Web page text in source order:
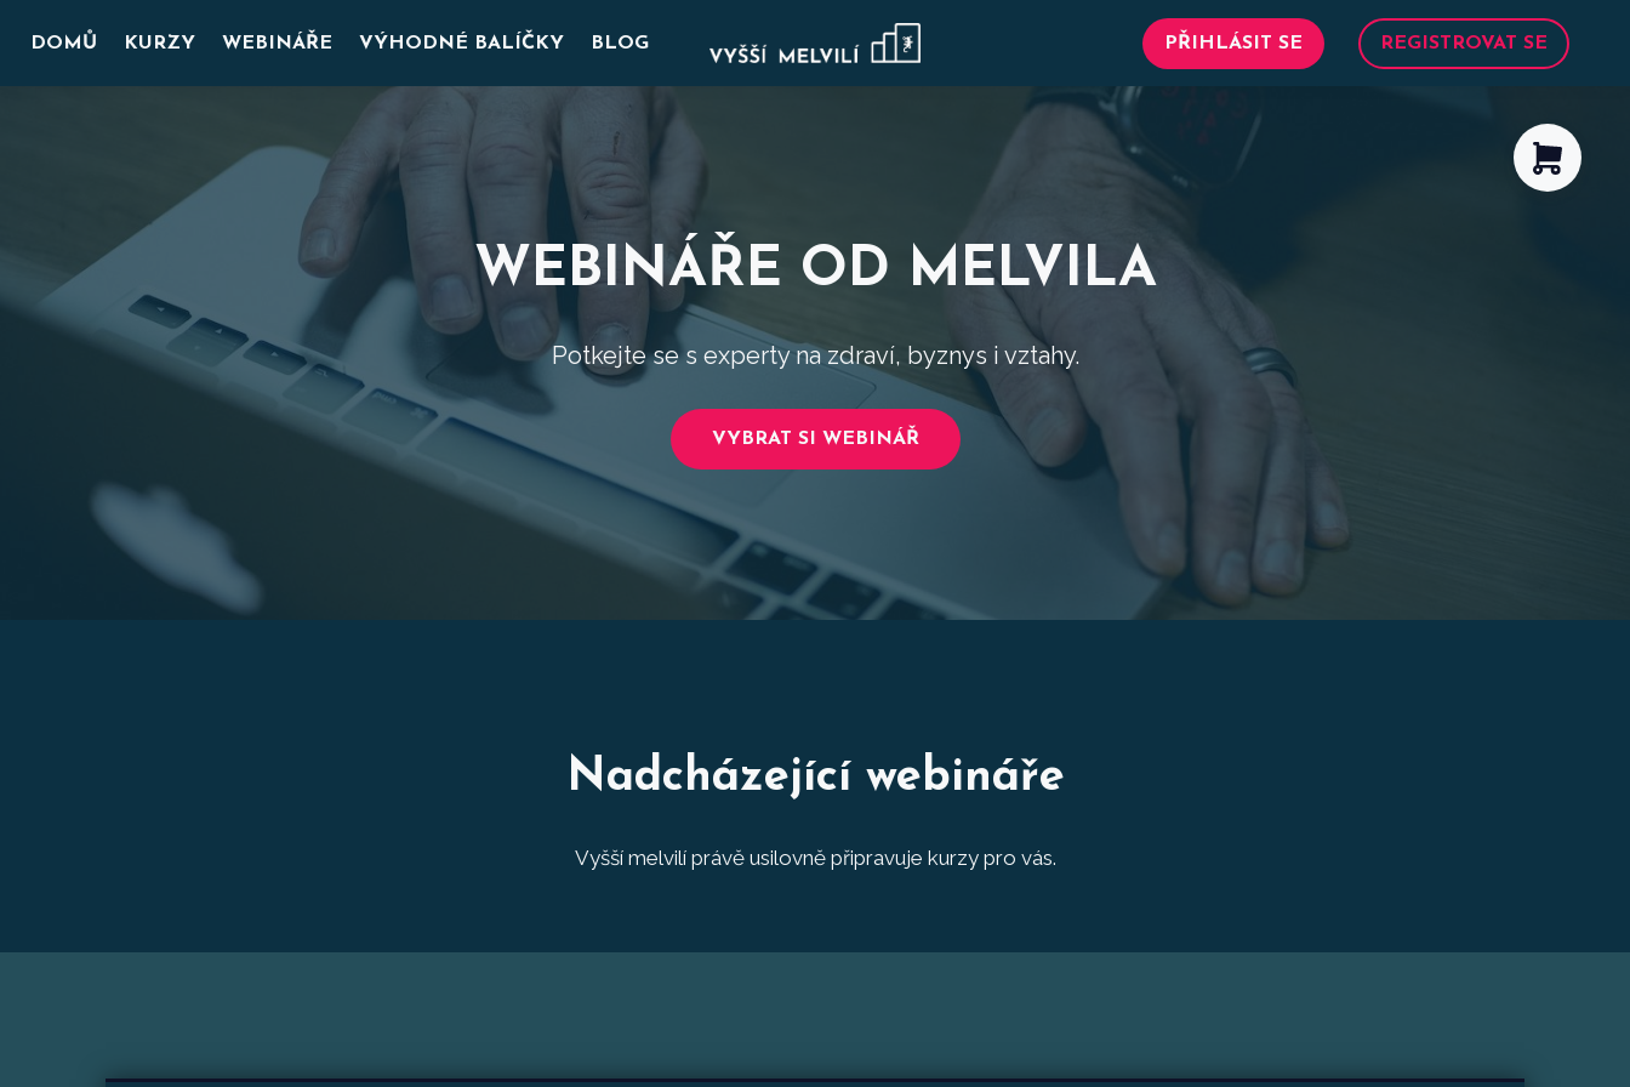
DOMŮ KURZY WEBINÁŘE VÝHODNÉ BALÍČKY BLOG PŘIHLÁSIT SE REGISTROVAT SE
WEBINÁŘE OD MELVILA
Potkejte se s experty na zdraví, byznys i vztahy.
VYBRAT SI WEBINÁŘ
Nadcházející webináře
Vyšší melvilí právě usilovně připravuje kurzy pro vás.